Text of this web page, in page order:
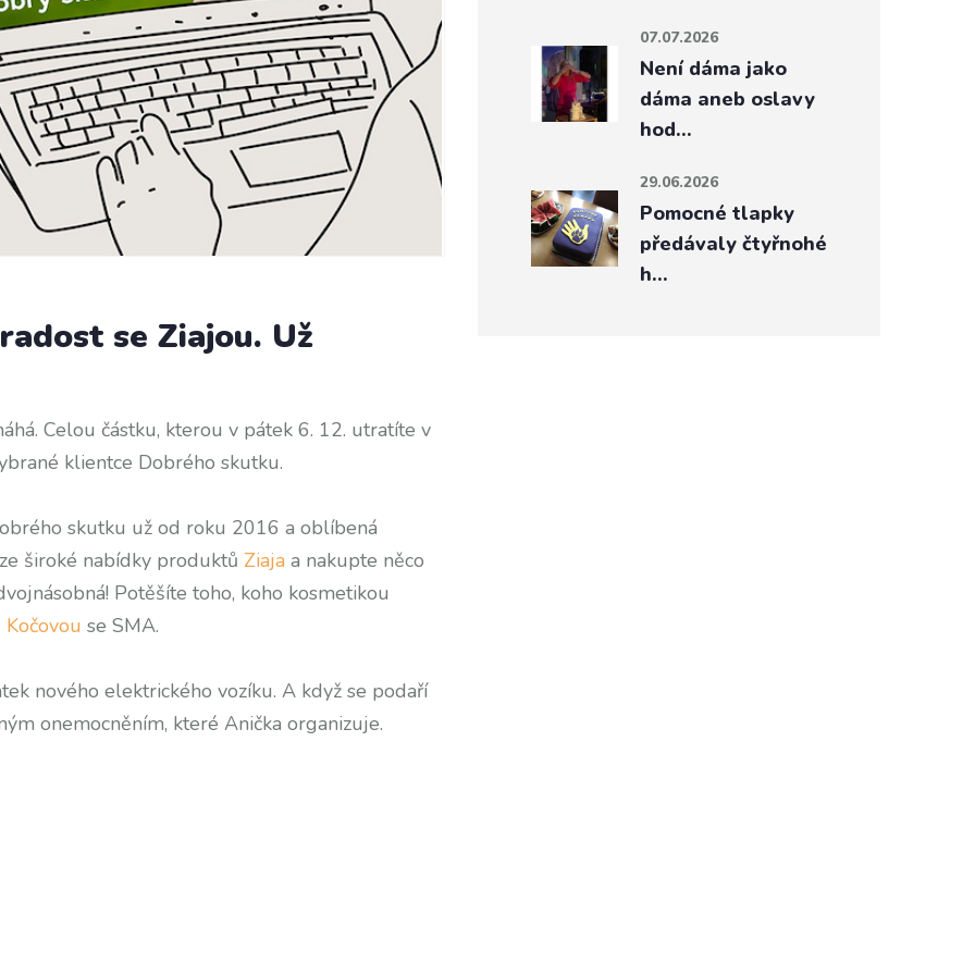
se Ziajou. Už
Celou částku, kterou v pátek 6. 12. utratíte v
klientce Dobrého skutku.
skutku už od roku 2016 a oblíbená
široké nabídky produktů Ziaja a nakupte něco
Potěšíte toho, koho kosmetikou
se SMA.
nového elektrického vozíku. A když se podaří
onemocněním, které Anička organizuje.
07.07.2026
Není dáma jako
dáma aneb oslavy
hod…
29.06.2026
Pomocné tlapky
předávaly čtyřnohé
h…